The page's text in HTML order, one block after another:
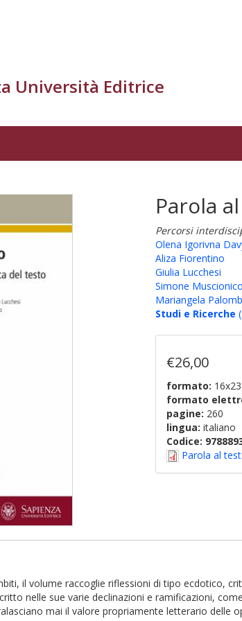
Università Editrice
Parola
Percorsi
Olena Igorivna
Aliza Fiorentino
Giulia Lucchesi
Simone Muscionico
Mariangela
Studi e Ricerche
€26,00
formato: 16x23
formato
pagine: 260
lingua: italiano
Codice:
Parola al
il volume raccoglie riflessioni di tipo ecdotico,
nelle sue varie declinazioni e ramificazioni,
mai il valore propriamente letterario delle